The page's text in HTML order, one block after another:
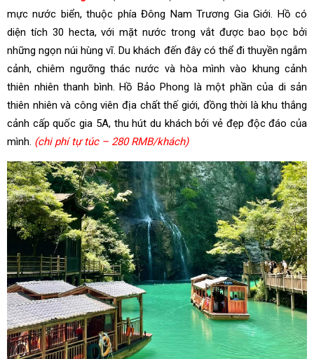
mực nước biển, thuộc phía Đông Nam Trương Gia Giới. Hồ có
diện tích 30 hecta, với mặt nước trong vắt được bao bọc bởi
những ngọn núi hùng vĩ. Du khách đến đây có thể đi thuyền ngắm
cảnh, chiêm ngưỡng thác nước và hòa mình vào khung cảnh
thiên nhiên thanh bình. Hồ Bảo Phong là một phần của di sản
thiên nhiên và công viên địa chất thế giới, đồng thời là khu thắng
cảnh cấp quốc gia 5A, thu hút du khách bởi vẻ đẹp độc đáo của
mình. (chi phí tự túc – 280 RMB/khách)